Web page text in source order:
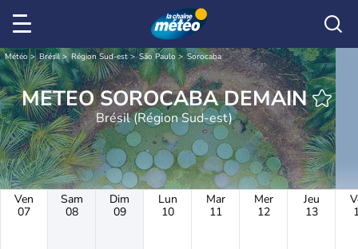
Météo Brésil Région Sud-est São Paulo Sorocaba
METEO SOROCABA DEMAIN
Brésil (Région Sud-est)
Ven
07
Sam
08
Dim
09
Lun
10
Mar
11
Mer
12
Jeu
13